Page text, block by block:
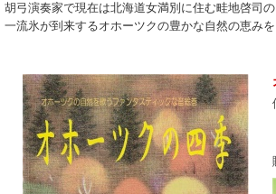
胡弓演奏家で現在は北海道女満別に住む畦地啓司
一流氷が到来するオホーツクの豊かな自然の恵み